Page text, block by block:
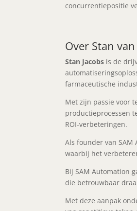
concurrentiepositie
Over Stan
Stan Jacobs is de
farmaceutische
Met zijn passie voor
productieprocessen
ROI‑verbeteringen.
Als founder van
waarbij het
Bij SAM Automation
die betrouwbaar
Met deze aanpak